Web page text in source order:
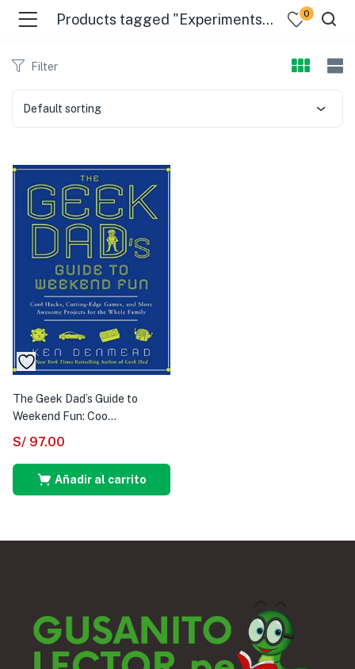
Products tagged "Experiments & Projects" 0
Filter
Default sorting
The Geek Dad’s Guide to
Weekend Fun: Coo...
S/ 97.00
Añadir al carrito